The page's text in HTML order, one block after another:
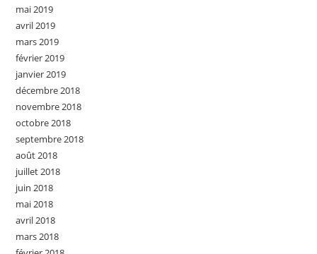
mai 2019
avril 2019
mars 2019
février 2019
janvier 2019
décembre 2018
novembre 2018
octobre 2018
septembre 2018
août 2018
juillet 2018
juin 2018
mai 2018
avril 2018
mars 2018